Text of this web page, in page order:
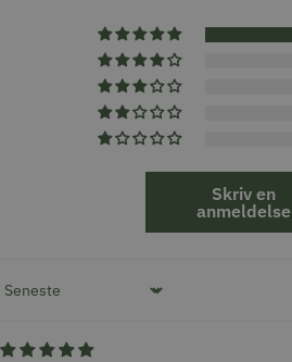
Skriv en
anmeldelse
Sort by